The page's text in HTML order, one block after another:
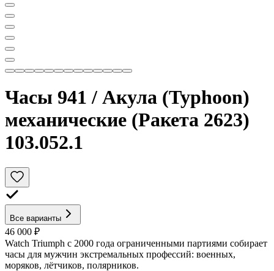
Часы 941 / Акула (Typhoon)
механические (Ракета 2623)
103.052.1
Все варианты
46 000 ₽
Watch Triumph с 2000 года ограниченными партиями собирает
часы для мужчин экстремальных профессий: военных,
моряков, лётчиков, полярников.